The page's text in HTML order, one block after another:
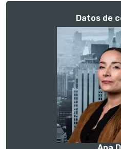
Datos de